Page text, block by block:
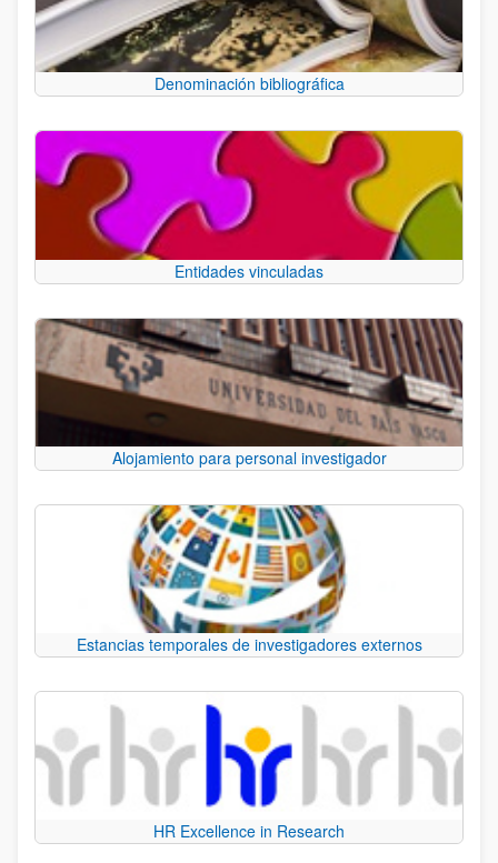
Denominación bibliográfica
Entidades vinculadas
Alojamiento para personal investigador
Estancias temporales de investigadores externos
HR Excellence in Research